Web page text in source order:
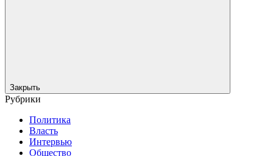
Закрыть
Рубрики
Политика
Власть
Интервью
Общество